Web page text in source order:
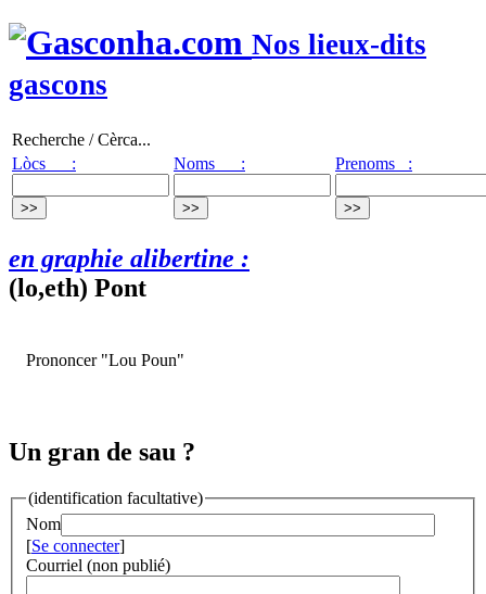
Nos lieux-dits
gascons
Recherche / Cèrca...
Lòcs :
Noms : Prenoms :
en graphie alibertine :
(lo,eth) Pont
Prononcer "Lou Poun"
Un gran de sau ?
(identification facultative)
Nom
[Se connecter]
Courriel (non publié)